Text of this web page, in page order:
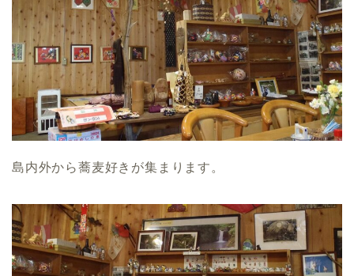
島内外から蕎麦好きが集まります。